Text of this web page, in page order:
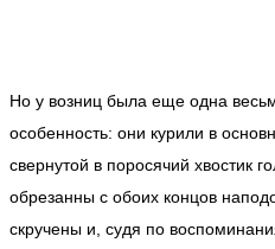
Но у возниц была еще одна
особенность: они курили в
свернутой в поросячий хвостик
обрезанны с обоих концов
скручены и, судя по